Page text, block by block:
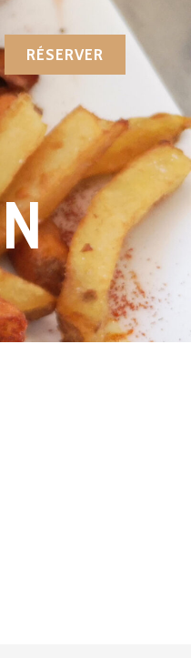
RÉSERVER